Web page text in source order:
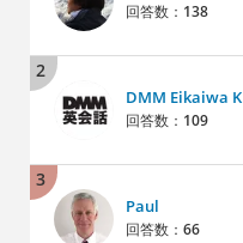
回答数： 138
2
DMM Eikaiwa K
回答数： 109
3
Paul
回答数： 66